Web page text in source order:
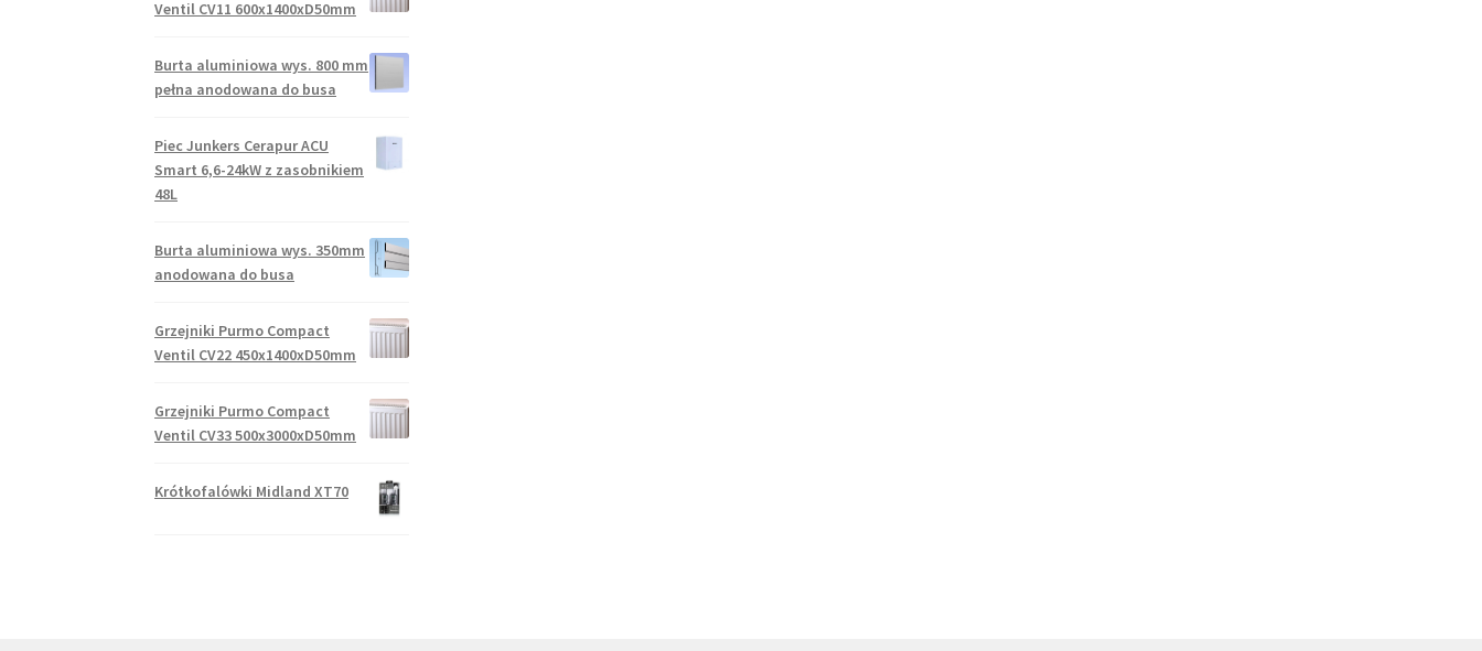
Ventil CV11 600x1400xD50mm
Burta aluminiowa wys. 800 mm
pełna anodowana do busa
Piec Junkers Cerapur ACU
Smart 6,6-24kW z zasobnikiem
48L
Burta aluminiowa wys. 350mm
anodowana do busa
Grzejniki Purmo Compact
Ventil CV22 450x1400xD50mm
Grzejniki Purmo Compact
Ventil CV33 500x3000xD50mm
Krótkofalówki Midland XT70